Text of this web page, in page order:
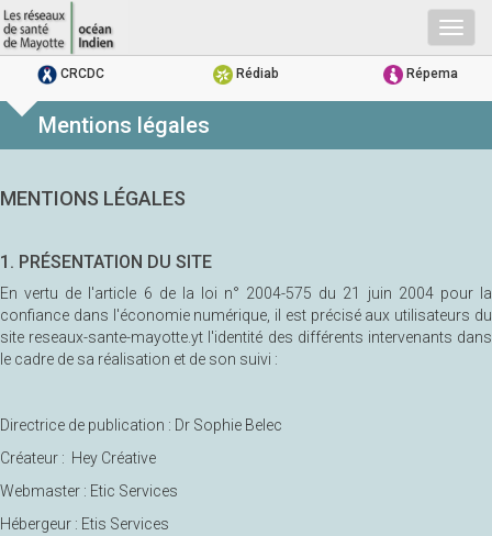
CRCDC Rédiab Répema
Mentions légales
MENTIONS LÉGALES
1. PRÉSENTATION DU SITE
En vertu de l'article 6 de la loi n° 2004-575 du 21 juin 2004 pour la
confiance dans l'économie numérique, il est précisé aux utilisateurs du
site reseaux-sante-mayotte.yt l'identité des différents intervenants dans
le cadre de sa réalisation et de son suivi :
Directrice de publication : Dr Sophie Belec
Créateur : Hey Créative
Webmaster : Etic Services
Hébergeur : Etis Services